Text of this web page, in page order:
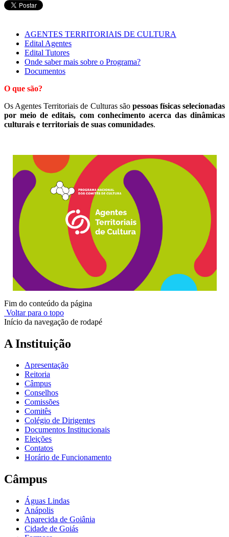
AGENTES TERRITORIAIS DE CULTURA
Edital Agentes
Edital Tutores
Onde saber mais sobre o Programa?
Documentos
O que são?
Os Agentes Territoriais de Culturas são pessoas físicas selecionadas
por meio de editais, com conhecimento acerca das dinâmicas
culturais e territoriais de suas comunidades.
Fim do conteúdo da página
Voltar para o topo
Início da navegação de rodapé
A Instituição
Apresentação
Reitoria
Câmpus
Conselhos
Comissões
Comitês
Colégio de Dirigentes
Documentos Institucionais
Eleições
Contatos
Horário de Funcionamento
Câmpus
Águas Lindas
Anápolis
Aparecida de Goiânia
Cidade de Goiás